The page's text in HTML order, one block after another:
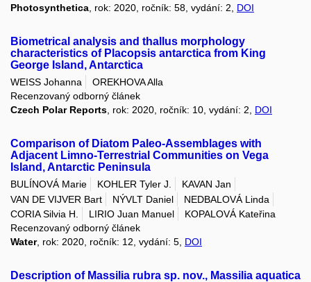
Photosynthetica , rok: 2020, ročník: 58, vydání: 2, DOI
Biometrical analysis and thallus morphology
characteristics of Placopsis antarctica from King
George Island, Antarctica
WEISS Johanna
OREKHOVA Alla
Recenzovaný odborný článek
Czech Polar Reports , rok: 2020, ročník: 10, vydání: 2, DOI
Comparison of Diatom Paleo-Assemblages with
Adjacent Limno-Terrestrial Communities on Vega
Island, Antarctic Peninsula
BULÍNOVÁ Marie KOHLER Tyler J.
KAVAN Jan
VAN DE VIJVER Bart
NÝVLT Daniel
NEDBALOVÁ Linda
CORIA Silvia H.
LIRIO Juan Manuel
KOPALOVÁ Kateřina
Recenzovaný odborný článek
Water, rok: 2020, ročník: 12, vydání: 5, DOI
Description of Massilia rubra sp. nov., Massilia aquatica